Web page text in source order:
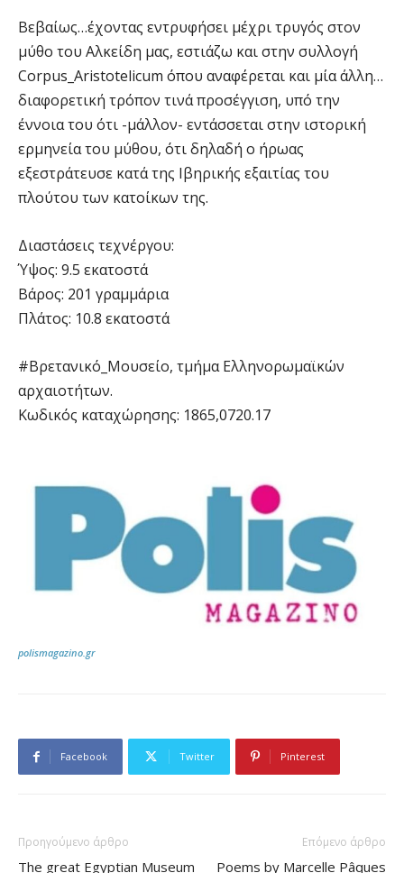
Βεβαίως…έχοντας εντρυφήσει μέχρι τρυγός στον
μύθο του Αλκείδη μας, εστιάζω και στην συλλογή
Corpus_Aristotelicum όπου αναφέρεται και μία άλλη…
διαφορετική τρόπον τινά προσέγγιση, υπό την
έννοια του ότι -μάλλον- εντάσσεται στην ιστορική
ερμηνεία του μύθου, ότι δηλαδή ο ήρωας
εξεστράτευσε κατά της Ιβηρικής εξαιτίας του
πλούτου των κατοίκων της.
Διαστάσεις τεχνέργου:
Ύψος: 9.5 εκατοστά
Βάρος: 201 γραμμάρια
Πλάτος: 10.8 εκατοστά
#Βρετανικό_Μουσείο, τμήμα Ελληνορωμαϊκών
αρχαιοτήτων.
Κωδικός καταχώρησης: 1865,0720.17
polismagazino.gr
Facebook Twitter Pinterest
Προηγούμενο άρθρο
The great Egyptian Museum
Επόμενο άρθρο
Poems by Marcelle Pâques